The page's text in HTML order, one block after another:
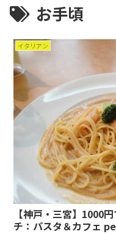
お手頃
イタリアン
【神戸・三宮】1000
チ：パスタ＆カフェ